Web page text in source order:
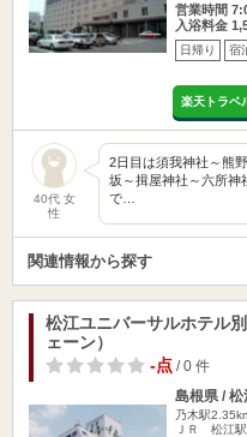
営業時間
入浴料金
日帰り 宿
楽天トラベ
40代 女
性
2日目は須我神社～熊
坂～揖屋神社～六所神
で…
関連情報から探す
松江ユニバーサルホテル
ェーン）
-点/ 0 件
島根県 / 松
乃木駅
ＪＲ 松江